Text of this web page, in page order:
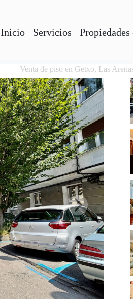
Inicio Servicios Propiedades
Venta de piso en Getxo, Las